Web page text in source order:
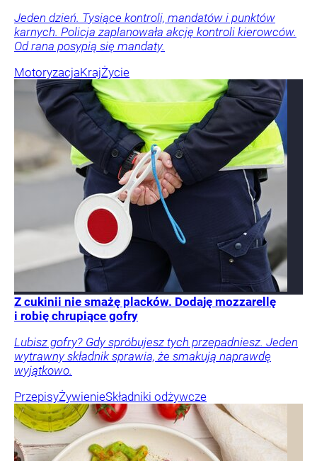
Jeden dzień. Tysiące kontroli, mandatów i punktów
karnych. Policja zaplanowała akcję kontroli kierowców.
Od rana posypią się mandaty.
MotoryzacjaKrajŻycie
Z cukinii nie smażę placków. Dodaję mozzarellę
i robię chrupiące gofry
Lubisz gofry? Gdy spróbujesz tych przepadniesz. Jeden
wytrawny składnik sprawia, że smakują naprawdę
wyjątkowo.
PrzepisyŻywienieSkładniki odżywcze